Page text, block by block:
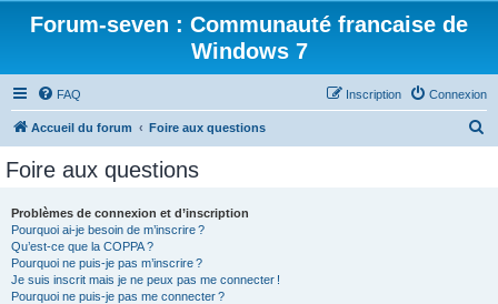
Forum-seven : Communauté francaise de
Windows 7
FAQ Connexion
Inscription
Accueil du forum Foire aux questions
Foire aux questions
Problèmes de connexion et d’inscription
Pourquoi ai-je besoin de m’inscrire ?
Qu’est-ce que la COPPA ?
Pourquoi ne puis-je pas m’inscrire ?
Je suis inscrit mais je ne peux pas me connecter !
Pourquoi ne puis-je pas me connecter ?